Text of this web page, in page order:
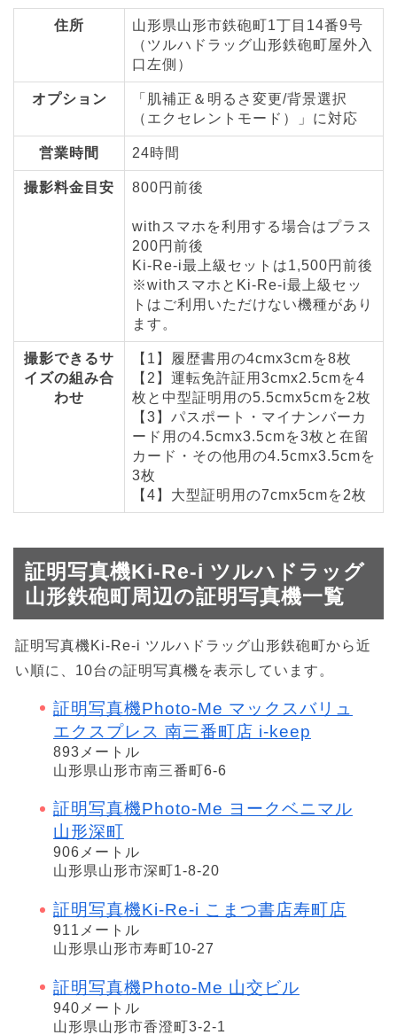
住所
山形県山形市鉄砲町1丁目14番9号
（ツルハドラッグ山形鉄砲町屋外入
口左側）
オプション
「肌補正＆明るさ変更/背景選択
（エクセレントモード）」に対応
営業時間 24時間
撮影料金目安 800円前後
withスマホを利用する場合はプラス
200円前後
Ki-Re-i最上級セットは1,500円前後
※withスマホとKi-Re-i最上級セッ
トはご利用いただけない機種があり
ます。
撮影できるサ
イズの組み合
わせ
【1】履歴書用の4cmx3cmを8枚
【2】運転免許証用3cmx2.5cmを4
枚と中型証明用の5.5cmx5cmを2枚
【3】パスポート・マイナンバーカ
ード用の4.5cmx3.5cmを3枚と在留
カード・その他用の4.5cmx3.5cmを
3枚
【4】大型証明用の7cmx5cmを2枚
証明写真機Ki-Re-i ツルハドラッグ
山形鉄砲町周辺の証明写真機一覧
証明写真機Ki-Re-i ツルハドラッグ山形鉄砲町から近
い順に、10台の証明写真機を表示しています。
証明写真機Photo-Me マックスバリュ
エクスプレス 南三番町店 i-keep
893メートル
山形県山形市南三番町6-6
証明写真機Photo-Me ヨークベニマル
山形深町
906メートル
山形県山形市深町1-8-20
証明写真機Ki-Re-i こまつ書店寿町店
911メートル
山形県山形市寿町10-27
証明写真機Photo-Me 山交ビル
940メートル
山形県山形市香澄町3-2-1